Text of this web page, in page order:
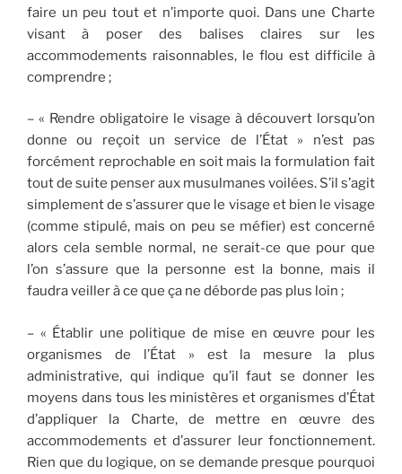
faire un peu tout et n’importe quoi. Dans une Charte
visant à poser des balises claires sur les
accommodements raisonnables, le flou est difficile à
comprendre ;
– « Rendre obligatoire le visage à découvert lorsqu’on
donne ou reçoit un service de l’État » n’est pas
forcément reprochable en soit mais la formulation fait
tout de suite penser aux musulmanes voilées. S’il s’agit
simplement de s’assurer que le visage et bien le visage
(comme stipulé, mais on peu se méfier) est concerné
alors cela semble normal, ne serait-ce que pour que
l’on s’assure que la personne est la bonne, mais il
faudra veiller à ce que ça ne déborde pas plus loin ;
– « Établir une politique de mise en œuvre pour les
organismes de l’État » est la mesure la plus
administrative, qui indique qu’il faut se donner les
moyens dans tous les ministères et organismes d’État
d’appliquer la Charte, de mettre en œuvre des
accommodements et d’assurer leur fonctionnement.
Rien que du logique, on se demande presque pourquoi